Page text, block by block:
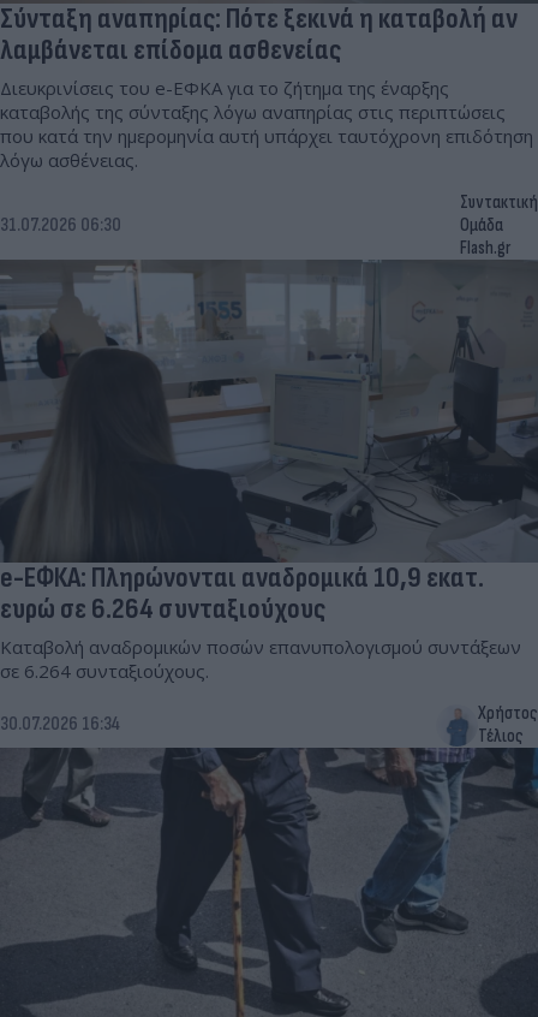
Σύνταξη αναπηρίας: Πότε ξεκινά η καταβολή αν
λαμβάνεται επίδομα ασθενείας
Διευκρινίσεις του e-ΕΦΚΑ για το ζήτημα της έναρξης
καταβολής της σύνταξης λόγω αναπηρίας στις περιπτώσεις
που κατά την ημερομηνία αυτή υπάρχει ταυτόχρονη επιδότηση
λόγω ασθένειας.
31.07.2026 06:30
Συντακτική
Ομάδα
Flash.gr
e-ΕΦΚΑ: Πληρώνονται αναδρομικά 10,9 εκατ.
ευρώ σε 6.264 συνταξιούχους
Καταβολή αναδρομικών ποσών επανυπολογισμού συντάξεων
σε 6.264 συνταξιούχους.
30.07.2026 16:34
Χρήστος
Τέλιος